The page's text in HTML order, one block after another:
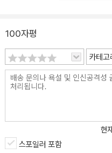
100자평
카테고
현
스포일러 포함